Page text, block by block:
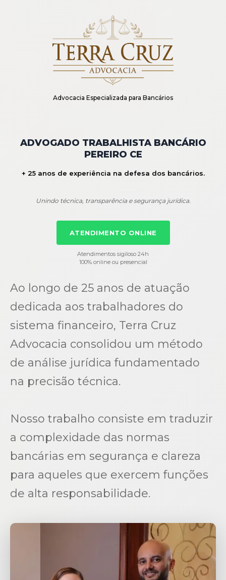
Advocacia Especializada para Bancários
ADVOGADO TRABALHISTA BANCÁRIO
PEREIRO CE
+ 25 anos de experiência na defesa dos bancários.
Unindo técnica, transparência e segurança jurídica.
ATENDIMENTO ONLINE
Atendimentos sigiloso 24h
100% online ou presencial
Ao longo de 25 anos de atuação
dedicada aos trabalhadores do
sistema financeiro, Terra Cruz
Advocacia consolidou um método
de análise jurídica fundamentado
na precisão técnica.
Nosso trabalho consiste em traduzir
a complexidade das normas
bancárias em segurança e clareza
para aqueles que exercem funções
de alta responsabilidade.